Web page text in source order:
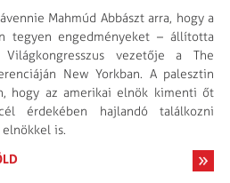
Mahmúd Abbászt arra, hogy a
tegyen engedményeket – állította
vezetője a The
New Yorkban. A palesztin
hogy az amerikai elnök kimenti őt
érdekében hajlandó találkozni
is.